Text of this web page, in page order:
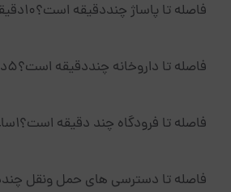
فاصله تا پاساژ چنددقیقه است؟10دقیقه
فاصله تا داروخانه چنددقیقه است؟5دقیقه
فاصله تا فرودگاه چند دقیقه است؟1ساعت
فاصله تا دسترسی های حمل ونقل